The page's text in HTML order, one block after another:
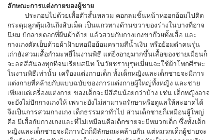
ลักษณะการแต่งกายของผู้ชาย
ประกอบไปด้วยเสื้อตัวสั้นหลวม คอกลมชิ้นหน้าห่ออกอ้อมไปติด
กระดุมลูกตุ้มเงินถึงสิบเม็ด เป็นแถวทางด้านขวาของร่างในบางที่อาจ
นิยม ปักลายดอกที่ผืนผ้าด้วย แล้วสวมกับกางเกงขาก๊วยทั้งเสื้อ และ
กางเกงตัดเย็บด้วยผ้าฝ้ายทอมือย้อมครามสีน้ำเงิน หรือย้อมดำคนรุ่น
เก่ายังสวมเสื้อกำมะหยี่ในงานพิธี แต่ยิ่งอายุมากขึ้นเสื้อของชายเมี่ยนก็
จะลดสีสันลงทุกทีจนเรียบสนิท ในวัยชราบุรุษเมี่ยนจะใช้ผ้าโพกศีรษะ
ในงานพิธีเท่านั้น เครื่องแต่งกายเด็ก ทั้งเด็กหญิงและเด็กชายจะมีการ
แต่งกายที่คล้ายกับแบบฉบับของการแต่งกายผู้ใหญ่ทั้งหญิง และชาย
เพียงแต่เครื่องแต่งกาย ของเด็กจะมีสีสันน้อยกว่าบ้าง เช่น เด็กหญิงอาจ
จะยังไม่ปักกางเกงให้ เพราะยังไม่สามารถรักษาหรือดูแลให้สะอาดได้
จึงเป็นการสวมกางเกง เด็กธรรมดาทั่วไป ส่วนเด็กชายก็เหมือนผู้ใหญ่
คือ มีเสื้อกับกางเกงและที่ไม่เหมือนคือเด็กชายจะมีหมวกเด็ก ซึ่งทั้งเด็ก
หญิงและเด็กชายจะมีการปักก็มีลักษณะคล้ายกัน แต่หมวกเด็กผู้ชายจะ